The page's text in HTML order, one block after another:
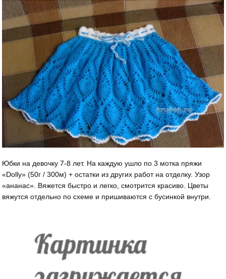
Юбки на девочку 7-8 лет. На каждую ушло по 3 мотка пряжи
«Dolly» (50г / 300м) + остатки из других работ на отделку. Узор
«ананас». Вяжется быстро и легко, смотрится красиво. Цветы
вяжутся отдельно по схеме и пришиваются с бусинкой внутри.